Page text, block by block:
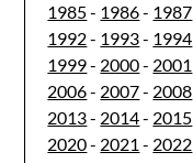
1985- 1986- 1987
1992- 1993- 1994
1999- 2000- 2001
2006- 2007- 2008
2013- 2014- 2015
2020- 2021 - 2022